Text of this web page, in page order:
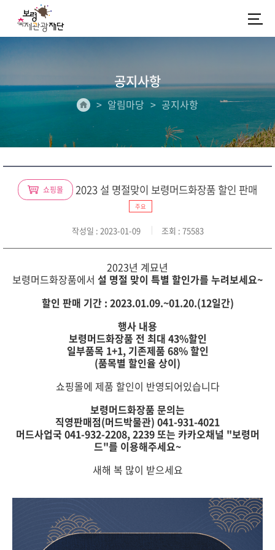
공지사항
알림마당 공지사항
쇼핑몰 2023 설 명절맞이 보령머드화장품 할인 판매
주요
작성일 : 2023-01-09 조회 : 75583
2023년 계묘년
보령머드화장품에서 설 명절 맞이 특별 할인가를 누려보세요~
할인 판매 기간 : 2023.01.09.~01.20.(12일간)
행사 내용
보령머드화장품 전 최대 43%할인
일부품목 1+1, 기존제품 68% 할인
(품목별 할인율 상이)
쇼핑몰에 제품 할인이 반영되어있습니다
보령머드화장품 문의는
직영판매점(머드박물관) 041-931-4021
머드사업국 041-932-2208, 2239 또는 카카오채널 "보령머
드"를 이용해주세요~
새해 복 많이 받으세요